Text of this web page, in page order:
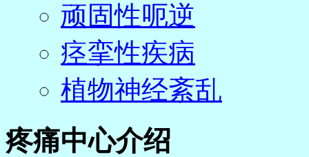
顽固性呃逆
痉挛性疾病
植物神经紊乱
疼痛中心介绍